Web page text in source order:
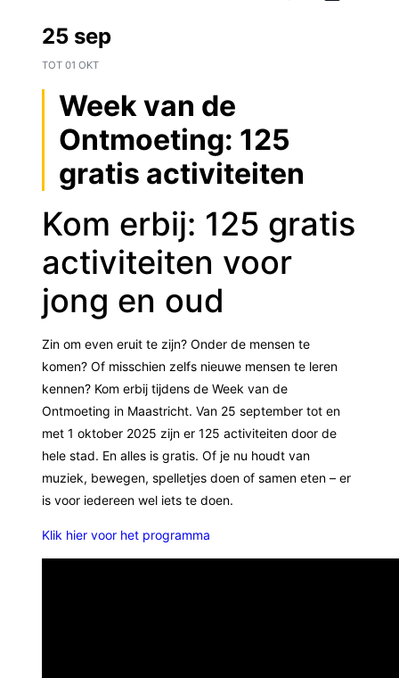
25 sep
TOT 01 OKT
Week van de
Ontmoeting: 125
gratis activiteiten
Kom erbij: 125 gratis
activiteiten voor
jong en oud
Zin om even eruit te zijn? Onder de mensen te
komen? Of misschien zelfs nieuwe mensen te leren
kennen? Kom erbij tijdens de Week van de
Ontmoeting in Maastricht. Van 25 september tot en
met 1 oktober 2025 zijn er 125 activiteiten door de
hele stad. En alles is gratis. Of je nu houdt van
muziek, bewegen, spelletjes doen of samen eten – er
is voor iedereen wel iets te doen.
Klik hier voor het programma